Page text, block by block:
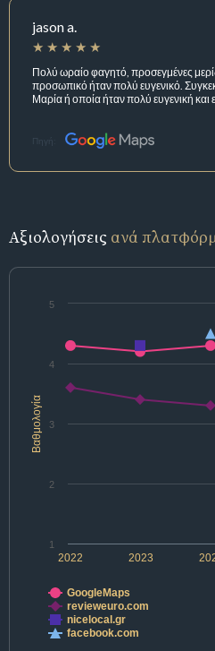
jason a.
Πολύ ωραίο φαγητό, προσεγμένες
προσωπικό ήταν πολύ ευγενικό.
Μαρία ή οποία ήταν πολύ ευγενική και
Πηγή:
Αξιολογήσεις ανά
Βαθμολογία
2022 2023
1
2
3
4
5
GoogleMaps
revieweuro.com
nicelocal.gr
facebook.com